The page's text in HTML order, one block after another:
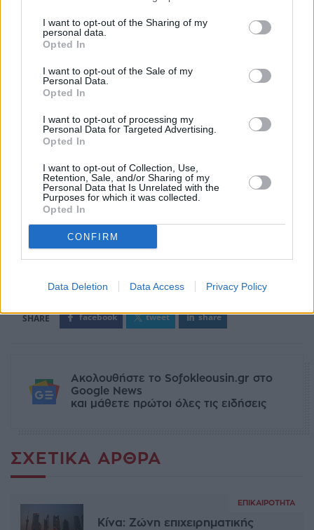
I want to opt-out of the Sharing of my
personal data.
Opted In
I want to opt-out of the Sale of my
Personal Data.
Opted In
I want to opt-out of processing my
Personal Data for Targeted Advertising.
Opted In
I want to opt-out of Collection, Use,
Retention, Sale, and/or Sharing of my
Personal Data that Is Unrelated with the
Purposes for which it was collected.
Opted In
CONFIRM
Data Deletion Data Access Privacy Policy
Κίνα ακίνητα
facebook tweet share
Ακολουθήστε το Sofokleousin.gr στο
Google News
και μάθετε πρώτοι όλες τις ειδήσεις
ΣΧΕΤΙΚΆ ΆΡΘΡΑ
ΕΠΙΚΑΙΡΌΤΗΤΑ
Κίνα: Ζώνη επιχειρηματικής